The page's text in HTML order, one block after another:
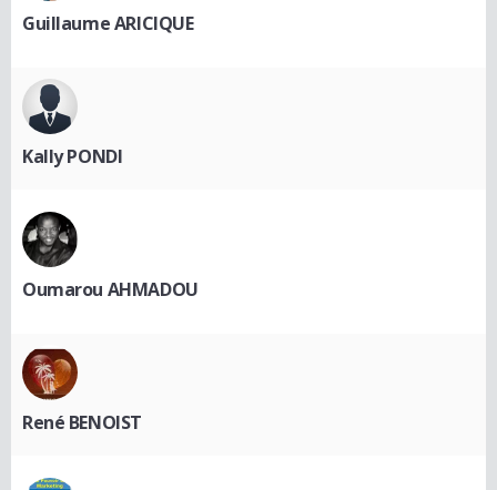
Guillaume ARICIQUE
Kally PONDI
Oumarou AHMADOU
René BENOIST